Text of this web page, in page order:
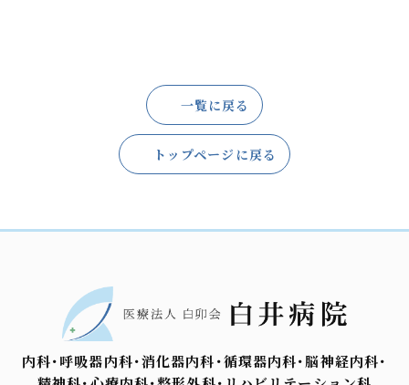
一覧に戻る
トップページに戻る
内科･呼吸器内科･消化器内科･循環器内科･脳神経内科･